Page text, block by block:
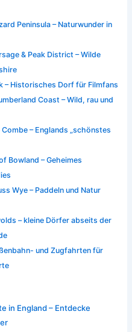
Peninsula – Naturwunder in
& Peak District – Wilde
– Historisches Dorf für Filmfans
Coast – Wild, rau und
– Englands „schönstes
Bowland – Geheimes
Wye – Paddeln und Natur
– kleine Dörfer abseits der
und Zugfahrten für
in England – Entdecke